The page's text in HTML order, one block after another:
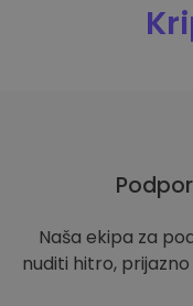
Naša ekipa za
nuditi hitro,